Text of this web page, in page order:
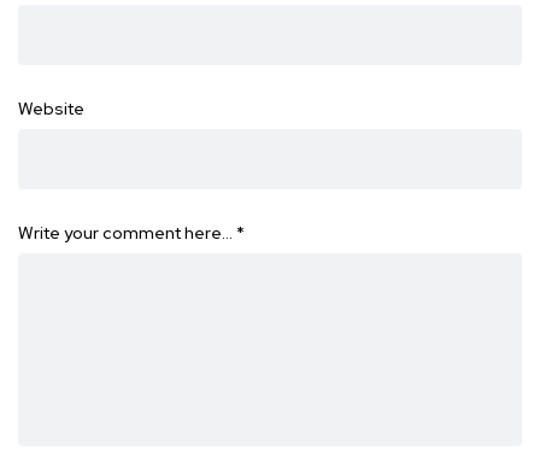
Website
Write your comment here… *